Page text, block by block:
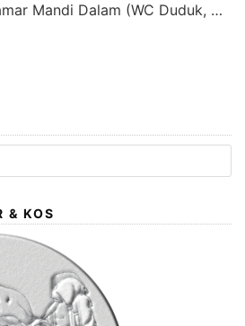
Mandi Dalam (WC Duduk, …
& KOS